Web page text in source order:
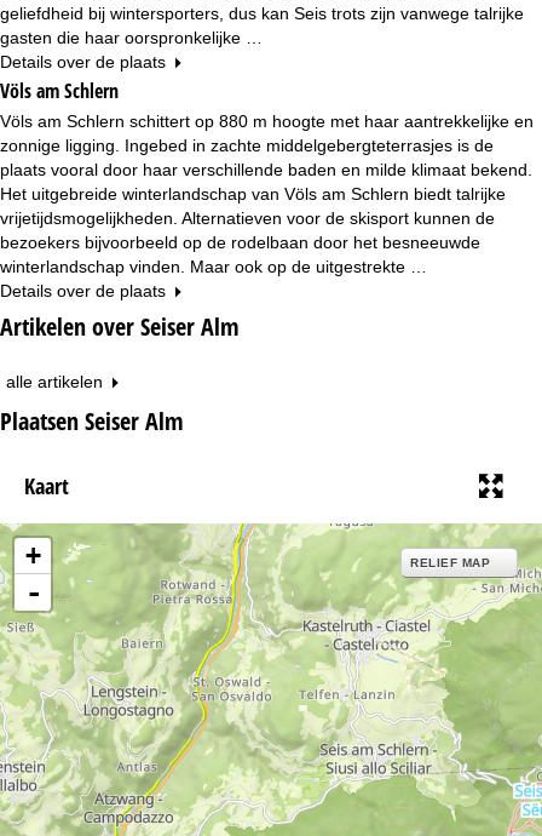
geliefdheid bij wintersporters, dus kan Seis trots zijn vanwege talrijke
gasten die haar oorspronkelijke …
Details over de plaats
Völs am Schlern
Völs am Schlern schittert op 880 m hoogte met haar aantrekkelijke en
zonnige ligging. Ingebed in zachte middelgebergteterrasjes is de
plaats vooral door haar verschillende baden en milde klimaat bekend.
Het uitgebreide winterlandschap van Völs am Schlern biedt talrijke
vrijetijdsmogelijkheden. Alternatieven voor de skisport kunnen de
bezoekers bijvoorbeeld op de rodelbaan door het besneeuwde
winterlandschap vinden. Maar ook op de uitgestrekte …
Details over de plaats
Artikelen over Seiser Alm
alle artikelen
Plaatsen Seiser Alm
Kaart
+
-
RELIEF MAP